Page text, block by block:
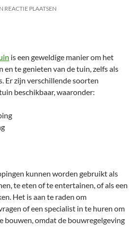
REACTIE PLAATSEN
is een geweldige manier om het
en te genieten van de tuin, zelfs als
Er zijn verschillende soorten
beschikbaar, waaronder:
kunnen worden gebruikt als
te eten of te entertainen, of als een
Het is aan te raden om
of een specialist in te huren om
bouwen, omdat de bouwregelgeving